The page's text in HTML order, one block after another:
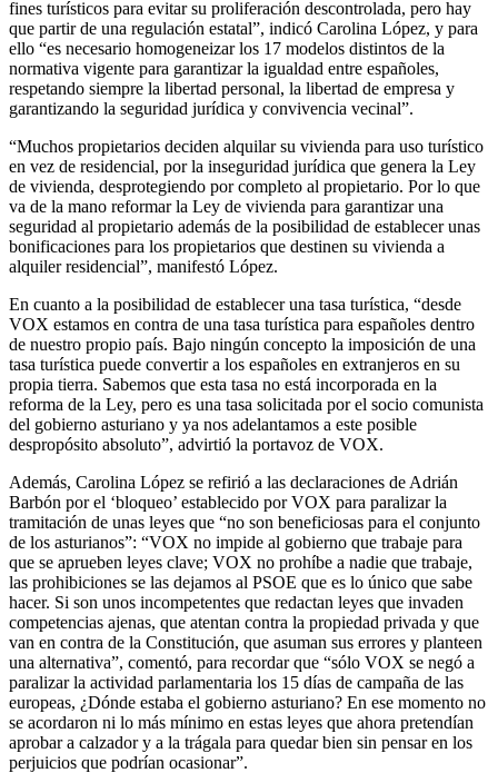
fines turísticos para evitar su proliferación descontrolada, pero hay
que partir de una regulación estatal”, indicó Carolina López, y para
ello “es necesario homogeneizar los 17 modelos distintos de la
normativa vigente para garantizar la igualdad entre españoles,
respetando siempre la libertad personal, la libertad de empresa y
garantizando la seguridad jurídica y convivencia vecinal”.
“Muchos propietarios deciden alquilar su vivienda para uso turístico
en vez de residencial, por la inseguridad jurídica que genera la Ley
de vivienda, desprotegiendo por completo al propietario. Por lo que
va de la mano reformar la Ley de vivienda para garantizar una
seguridad al propietario además de la posibilidad de establecer unas
bonificaciones para los propietarios que destinen su vivienda a
alquiler residencial”, manifestó López.
En cuanto a la posibilidad de establecer una tasa turística, “desde
VOX estamos en contra de una tasa turística para españoles dentro
de nuestro propio país. Bajo ningún concepto la imposición de una
tasa turística puede convertir a los españoles en extranjeros en su
propia tierra. Sabemos que esta tasa no está incorporada en la
reforma de la Ley, pero es una tasa solicitada por el socio comunista
del gobierno asturiano y ya nos adelantamos a este posible
despropósito absoluto”, advirtió la portavoz de VOX.
Además, Carolina López se refirió a las declaraciones de Adrián
Barbón por el ‘bloqueo’ establecido por VOX para paralizar la
tramitación de unas leyes que “no son beneficiosas para el conjunto
de los asturianos”: “VOX no impide al gobierno que trabaje para
que se aprueben leyes clave; VOX no prohíbe a nadie que trabaje,
las prohibiciones se las dejamos al PSOE que es lo único que sabe
hacer. Si son unos incompetentes que redactan leyes que invaden
competencias ajenas, que atentan contra la propiedad privada y que
van en contra de la Constitución, que asuman sus errores y planteen
una alternativa”, comentó, para recordar que “sólo VOX se negó a
paralizar la actividad parlamentaria los 15 días de campaña de las
europeas, ¿Dónde estaba el gobierno asturiano? En ese momento no
se acordaron ni lo más mínimo en estas leyes que ahora pretendían
aprobar a calzador y a la trágala para quedar bien sin pensar en los
perjuicios que podrían ocasionar”.